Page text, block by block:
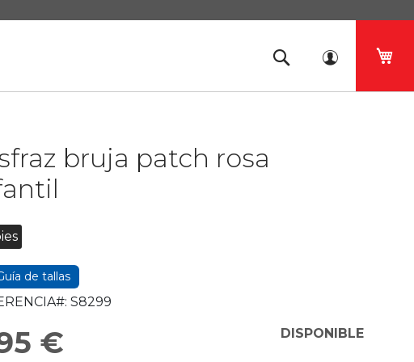
bruja patch rosa
de tallas
S8299
€ DISPONIBLE